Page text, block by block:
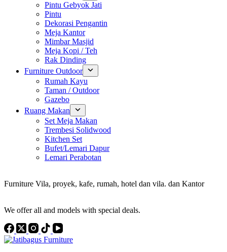
Pintu Gebyok Jati
Pintu
Dekorasi Pengantin
Meja Kantor
Mimbar Masjid
Meja Kopi / Teh
Rak Dinding
Furniture Outdoor
Rumah Kayu
Taman / Outdoor
Gazebo
Ruang Makan
Set Meja Makan
Trembesi Solidwood
Kitchen Set
Bufet/Lemari Dapur
Lemari Perabotan
Furniture Vila, proyek, kafe, rumah, hotel dan vila. dan Kantor
We offer all and models with special deals.